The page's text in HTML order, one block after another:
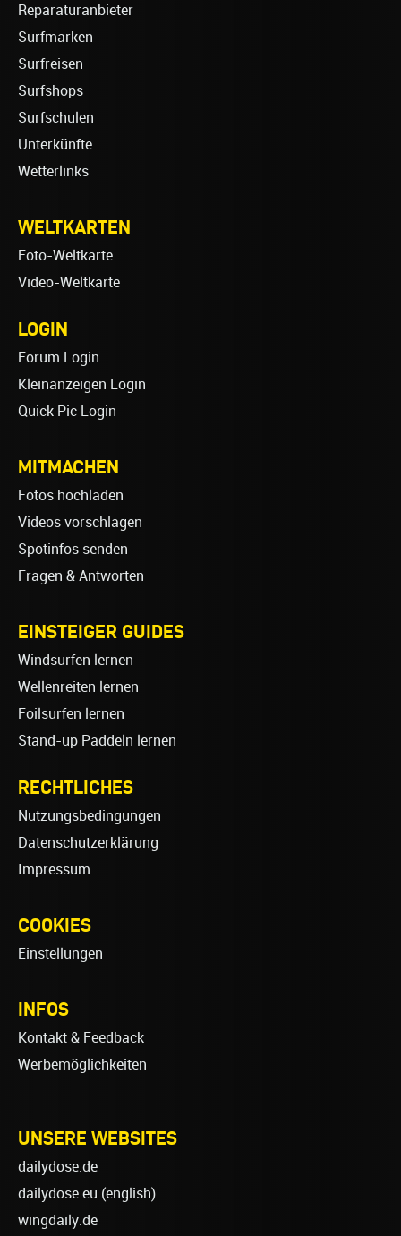
Reparaturanbieter
Surfmarken
Surfreisen
Surfshops
Surfschulen
Unterkünfte
Wetterlinks
WELTKARTEN
Foto-Weltkarte
Video-Weltkarte
LOGIN
Forum Login
Kleinanzeigen Login
Quick Pic Login
MITMACHEN
Fotos hochladen
Videos vorschlagen
Spotinfos senden
Fragen & Antworten
EINSTEIGER GUIDES
Windsurfen lernen
Wellenreiten lernen
Foilsurfen lernen
Stand-up Paddeln lernen
RECHTLICHES
Nutzungsbedingungen
Datenschutzerklärung
Impressum
COOKIES
Einstellungen
INFOS
Kontakt & Feedback
Werbemöglichkeiten
UNSERE WEBSITES
dailydose.de
dailydose.eu (english)
wingdaily.de